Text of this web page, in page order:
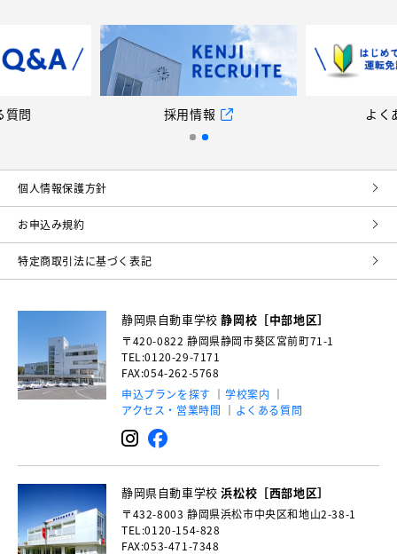
質問 採用情報 よく
個⼈情報保護⽅針
お申込み規約
特定商取引法に基づく表記
静岡県自動車学校静岡校［中部地区］
〒420-0822 静岡県静岡市葵区宮前町71-1
TEL:0120-29-7171
FAX:054-262-5768
申込プランを探す
学校案内
アクセス・営業時間
よくある質問
静岡県自動車学校浜松校［西部地区］
〒432-8003 静岡県浜松市中央区和地山2-38-1
TEL:0120-154-828
FAX:053-471-7348